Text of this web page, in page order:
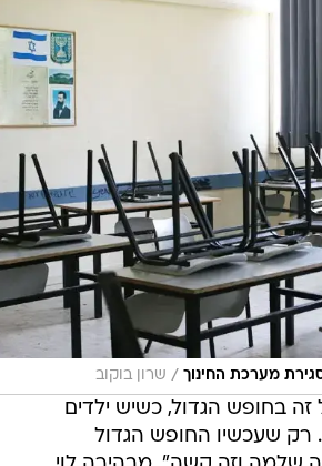
מערכת החינוך / שרון בוקוב
זה בחופש הגדול, כשיש ילדים
רק שעכשיו החופש הגדול